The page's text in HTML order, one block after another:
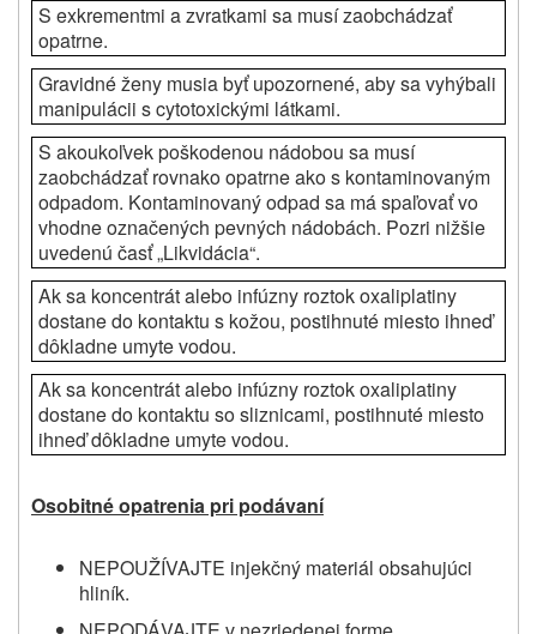
S exkrementmi a zvratkami sa musí zaobchádzať
opatrne.
Gravidné ženy musia byť upozornené, aby sa vyhýbali
manipulácii s cytotoxickými látkami.
S akoukoľvek poškodenou nádobou sa musí
zaobchádzať rovnako opatrne ako s kontaminovaným
odpadom. Kontaminovaný odpad sa má spaľovať vo
vhodne označených pevných nádobách. Pozri nižšie
uvedenú časť „Likvidácia“.
Ak sa koncentrát alebo infúzny roztok oxaliplatiny
dostane do kontaktu s kožou, postihnuté miesto ihneď
dôkladne umyte vodou.
Ak sa koncentrát alebo infúzny roztok oxaliplatiny
dostane do kontaktu so sliznicami, postihnuté miesto
ihneď dôkladne umyte vodou.
Osobitné opatrenia pri podávaní
NEPOUŽÍVAJTE injekčný materiál obsahujúci
hliník.